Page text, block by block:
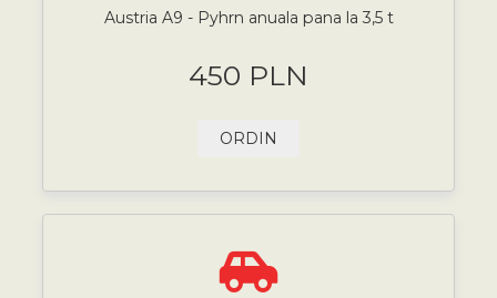
Austria A9 - Pyhrn anuala pana la 3,5 t
450 PLN
ORDIN